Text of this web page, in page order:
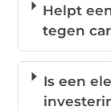
Helpt
tegen
Is een